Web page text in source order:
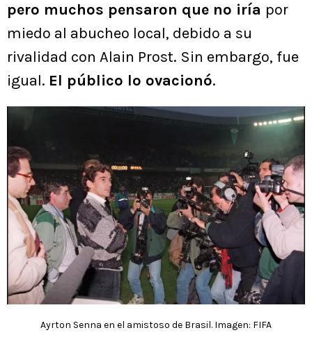
pero muchos pensaron que no iría por
miedo al abucheo local, debido a su
rivalidad con Alain Prost. Sin embargo, fue
igual. El público lo ovacionó.
Ayrton Senna en el amistoso de Brasil. Imagen: FIFA